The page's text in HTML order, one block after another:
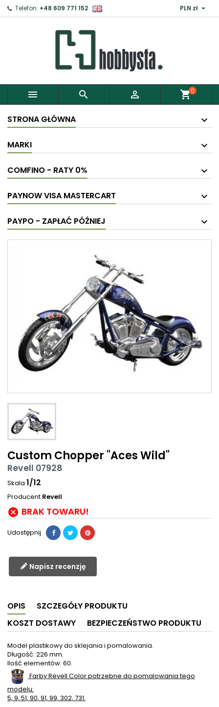
Telefon: +48 609 771 152 PLN zł 
   shopping_cart0
STRONA GŁÓWNA
MARKI
COMFINO - RATY 0%
PAYNOW VISA MASTERCART
PAYPO - ZAPŁAĆ PÓŹNIEJ
Custom Chopper "Aces Wild"
Revell 07928
Skala 1/12
Producent Revell
 BRAK TOWARU!
Udostępnij
Napisz recenzję
OPIS
SZCZEGÓŁY PRODUKTU
KOSZT DOSTAWY
BEZPIECZEŃSTWO PRODUKTU
Model plastikowy do sklejania i pomalowania.
Długość: 226 mm.
Ilość elementów: 60.
Farby Revell Color potrzebne do pomalowania tego
modelu:
5, 9, 51, 90, 91, 99, 302, 731.